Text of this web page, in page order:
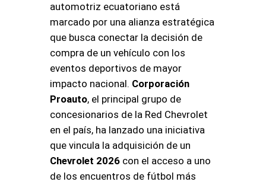
automotriz ecuatoriano está
marcado por una alianza estratégica
que busca conectar la decisión de
compra de un vehículo con los
eventos deportivos de mayor
impacto nacional. Corporación
Proauto, el principal grupo de
concesionarios de la Red Chevrolet
en el país, ha lanzado una iniciativa
que vincula la adquisición de un
Chevrolet 2026 con el acceso a uno
de los encuentros de fútbol más